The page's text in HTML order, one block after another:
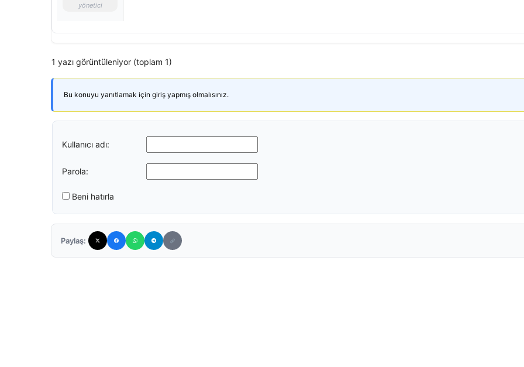
yönetici
1 yazı görüntüleniyor (toplam 1)
Bu konuyu yanıtlamak için giriş yapmış olmalısınız.
Kullanıcı adı:
Parola:
Beni hatırla
Paylaş: